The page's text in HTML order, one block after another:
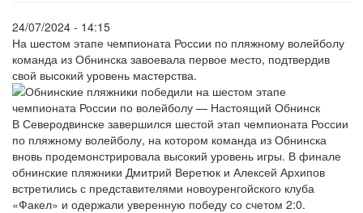
24/07/2024 - 14:15
На шестом этапе чемпионата России по пляжному волейболу
команда из Обнинска завоевала первое место, подтвердив
свой высокий уровень мастерства.
В Северодвинске завершился шестой этап чемпионата России
по пляжному волейболу, на котором команда из Обнинска
вновь продемонстрировала высокий уровень игры. В финале
обнинские пляжники Дмитрий Веретюк и Алексей Архипов
встретились с представителями новоуренгойского клуба
«Факел» и одержали уверенную победу со счетом 2:0.